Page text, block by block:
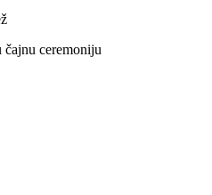
čajnu ceremoniju